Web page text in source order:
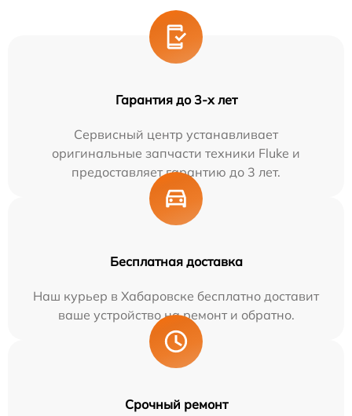
Гарантия до 3-х лет
Сервисный центр устанавливает
оригинальные запчасти техники Fluke и
предоставляет гарантию до 3 лет.
Бесплатная доставка
Наш курьер в Хабаровске бесплатно доставит
ваше устройство на ремонт и обратно.
Срочный ремонт